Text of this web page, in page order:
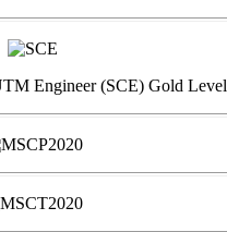
Engineer (SCE) Gold Level